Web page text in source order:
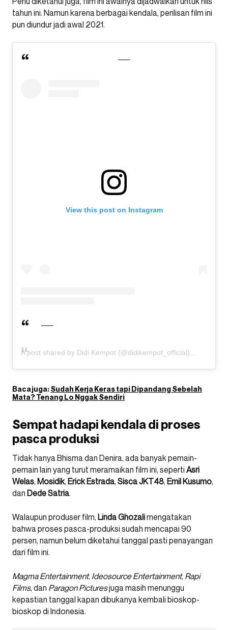
tahun ini. Namun karena berbagai kendala, perilisan film ini
pun diundur jadi awal 2021.
View this post on Instagram
A post shared by Didi Kempot (@didikempot_official)
Baca juga:Sudah Kerja Keras tapi Dipandang Sebelah
Mata? Tenang Lo Nggak Sendiri
Sempat hadapi kendala di proses
pasca produksi
Tidak hanya Bhisma dan Denira, ada banyak pemain-
pemain lain yang turut meramaikan film ini, seperti Asri
Welas, Mosidik, Erick Estrada, Sisca JKT48, Emil Kusumo,
dan Dede Satria.
Walaupun produser film, Linda Ghozalimengatakan
bahwa proses pasca-produksi sudah mencapai 90
persen, namun belum diketahui tanggal pasti penayangan
dari film ini.
Magma Entertainment, Ideosource Entertainment, Rapi
Films, dan Paragon Picturesjuga masih menunggu
kepastian tanggal kapan dibukanya kembali bioskop-
bioskop di Indonesia.